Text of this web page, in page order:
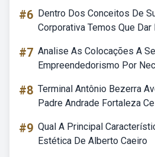
#6 Dentro Dos Conceitos De
Corporativa Temos Que Dar
#7 Analise As Colocações A
Empreendedorismo Por
#8 Terminal Antônio Bezerra
Padre Andrade Fortaleza Ce
#9 Qual A Principal
Estética De Alberto Caeiro